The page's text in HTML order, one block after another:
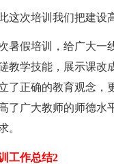
次培训我们把建设高
假培训，给广大一线
教学技能，展示课改
了正确的教育观念，
了广大教师的师德水
。
工作总结2